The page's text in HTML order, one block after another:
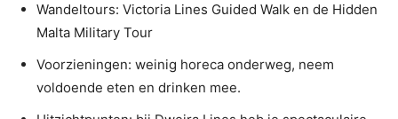
Wandeltours: Victoria Lines Guided Walk en de Hidden
Malta Military Tour
Voorzieningen: weinig horeca onderweg, neem
voldoende eten en drinken mee.